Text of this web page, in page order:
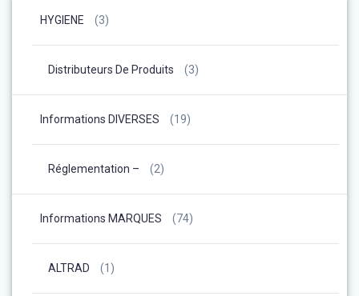
HYGIENE (3)
Distributeurs De Produits (3)
Informations DIVERSES (19)
Réglementation – (2)
Informations MARQUES (74)
ALTRAD (1)